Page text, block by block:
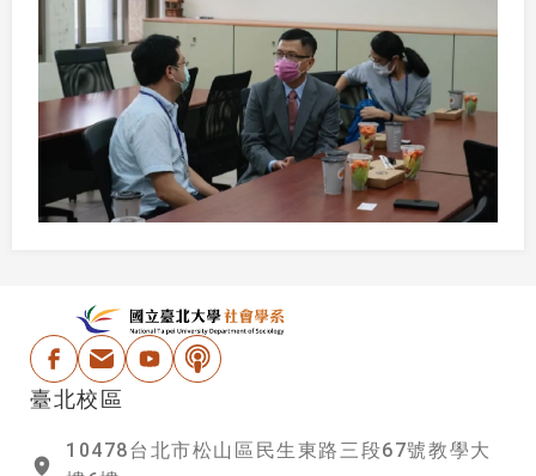
Facebook
電子信箱YoutubePodcast
臺北校區
10478台北市松山區民生東路三段67號教學大